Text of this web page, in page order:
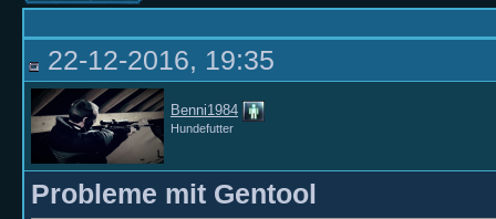
22-12-2016, 19:35
Benni1984
Hundefutter
Probleme mit Gentool